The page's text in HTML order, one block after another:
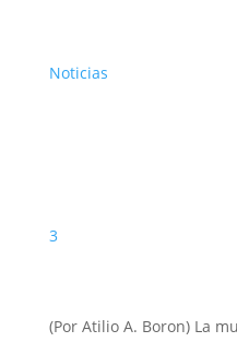
Noticias
3
(Por Atilio A. Boron) La